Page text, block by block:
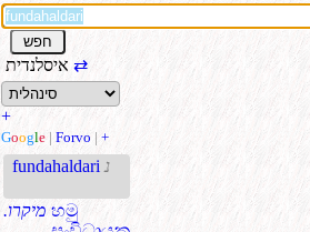
⇄
+
Google | Forvo | +
fundahaldari נ
.מיקרו හමු